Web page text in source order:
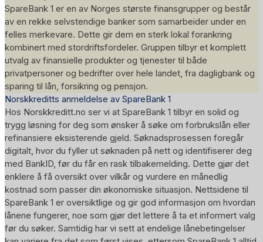
SpareBank 1 er en av Norges største finansgrupper og består
av en rekke selvstendige banker som samarbeider under en
felles merkevare. Dette gir dem en sterk lokal forankring
kombinert med stordriftsfordeler. Gruppen tilbyr et komplett
utvalg av finansielle produkter og tjenester til både
privatpersoner og bedrifter over hele landet, fra dagligbank og
sparing til lån, forsikring og pensjon.
Norskkreditts anmeldelse av SpareBank 1
Hos Norskkreditt.no ser vi at SpareBank 1 tilbyr en solid og
trygg løsning for deg som ønsker å søke om forbrukslån eller
refinansiere eksisterende gjeld. Søknadsprosessen foregår
digitalt, hvor du fyller ut søknaden på nett og identifiserer deg
med BankID, før du får en rask tilbakemelding. Dette gjør det
enklere å få oversikt over vilkår og vurdere en månedlig
kostnad som passer din økonomiske situasjon. Nettsidene til
SpareBank 1 er oversiktlige og gir god informasjon om hvordan
lånene fungerer, noe som gjør det lettere å ta et informert valg
før du søker. Samtidig har vi sett at endelige lånebetingelser